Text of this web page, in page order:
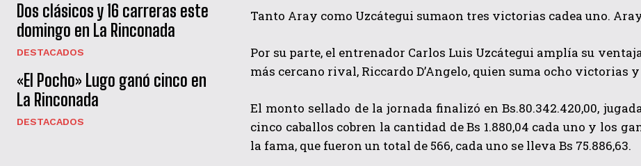
QUIERO SUSCRIBIRME
Dos clásicos y 16 carreras este
domingo en La Rinconada
DESTACADOS
«El Pocho» Lugo ganó cinco en
La Rinconada
DESTACADOS
Tanto Aray como Uzcátegui sumaon tres victorias cadea uno.
Por su parte, el entrenador Carlos Luis Uzcátegui amplía su
más cercano rival, Riccardo D’Angelo, quien suma ocho victorias
El monto sellado de la jornada finalizó en Bs.80.342.420,00,
cinco caballos cobren la cantidad de Bs 1.880,04 cada uno y los
la fama, que fueron un total de 566, cada uno se lleva Bs 75.886,63.